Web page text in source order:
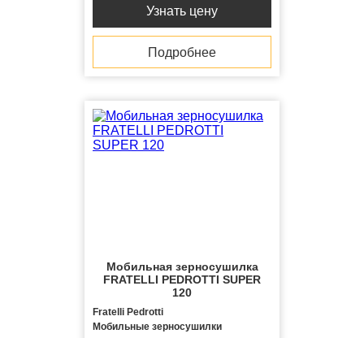
Узнать цену
Подробнее
Мобильная зерносушилка
FRATELLI PЕDROTTI SUPER
120
Fratelli Pedrotti
Мобильные зерносушилки